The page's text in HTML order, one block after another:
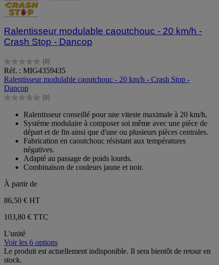
Ralentisseur modulable caoutchouc - 20 km/h -
Crash Stop - Dancop
(0)
0.0
sur
5
étoiles.
Réf. : MIG4359435
Ralentisseur modulable caoutchouc - 20 km/h - Crash Stop -
Dancop
(0)
0.0
étoiles.
Ralentisseur conseillé pour une viteste maximale à 20 km/h.
Système modulaire à composer soi même avec une pièce de
départ et de fin ainsi que d'une ou plusieurs pièces centrales.
Fabrication en caoutchouc résistant aux températures
négatives.
Adapté au passage de poids lourds.
Combinaison de couleurs jaune et noir.
À partir de
86,50 € HT
103,80 € TTC
L'unité
Voir les 6 options
Le produit est actuellement indisponible. Il sera bientôt de retour en
stock.